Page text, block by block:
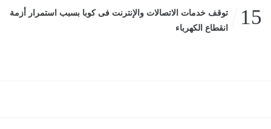
15
توقف خدمات الاتصالات والإنترنت فى كوبا بسبب استمرار أزمة
انقطاع الكهرباء